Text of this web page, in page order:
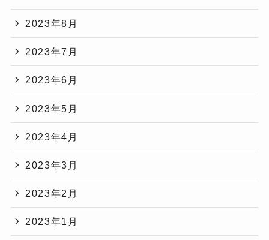
2023年8月
2023年7月
2023年6月
2023年5月
2023年4月
2023年3月
2023年2月
2023年1月